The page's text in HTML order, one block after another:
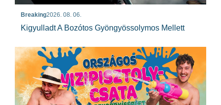
Breaking2026. 08. 06.
Kigyulladt A Bozótos Gyöngyössolymos Mellett